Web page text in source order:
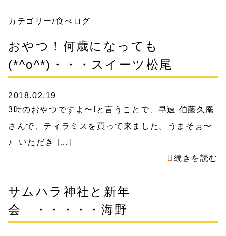
カテゴリー/食べログ
おやつ！何歳になっても
(*^o^*)・・・スイーツ松尾
2018.02.19
3時のおやつですよ〜!と言うことで、早速 伯藤久庵
さんで、ティラミスを買って来ました。うまそぉ〜
♪ いただき […]
続きを読む
サムハラ神社と新年
会 ・・・・・海野